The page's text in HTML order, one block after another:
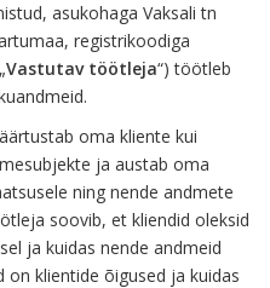
asukohaga Vaksali tn
registrikoodiga
Vastutav töötleja“) töötleb
oma kliente kui
ja austab oma
ning nende andmete
soovib, et kliendid oleksid
ja kuidas nende andmeid
on klientide õigused ja kuidas